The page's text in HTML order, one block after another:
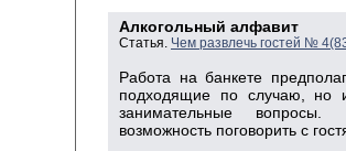
Алкогольный алфавит
Статья. Чем развлечь гостей №
Работа на банкете
подходящие по случаю, но
занимательные
возможность поговорить с